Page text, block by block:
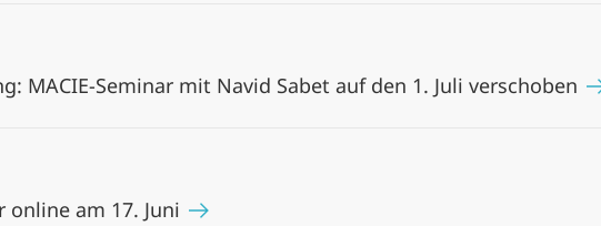
MACIE-Seminar mit Navid Sabet auf den 1. Juli verschoben
online am 17. Juni